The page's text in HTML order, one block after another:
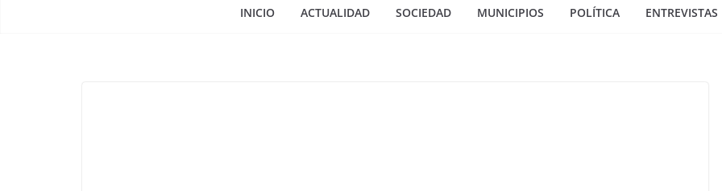
INICIO ACTUALIDAD SOCIEDAD MUNICIPIOS POLÍTICA ENTREVISTAS